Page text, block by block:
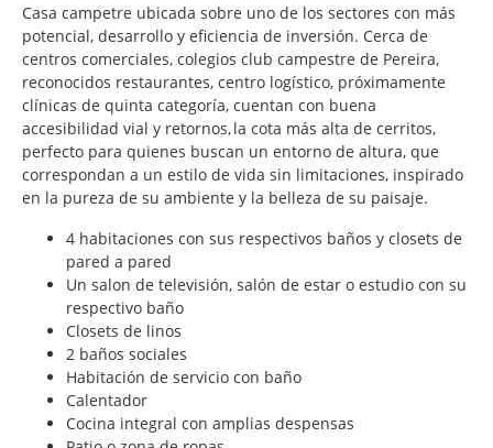
Casa campetre ubicada sobre uno de los sectores con más
potencial, desarrollo y eficiencia de inversión. Cerca de
centros comerciales, colegios club campestre de Pereira,
reconocidos restaurantes, centro logístico, próximamente
clínicas de quinta categoría, cuentan con buena
accesibilidad vial y retornos, la cota más alta de cerritos,
perfecto para quienes buscan un entorno de altura, que
correspondan a un estilo de vida sin limitaciones, inspirado
en la pureza de su ambiente y la belleza de su paisaje.
4 habitaciones con sus respectivos baños y closets de
pared a pared
Un salon de televisión, salón de estar o estudio con su
respectivo baño
Closets de linos
2 baños sociales
Habitación de servicio con baño
Calentador
Cocina integral con amplias despensas